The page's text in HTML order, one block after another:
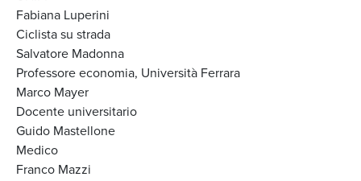
Fabiana Luperini
Ciclista su strada
Salvatore Madonna
Professore economia, Università Ferrara
Marco Mayer
Docente universitario
Guido Mastellone
Medico
Franco Mazzi